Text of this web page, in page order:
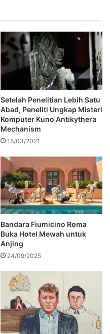
Setelah Penelitian Lebih Satu
Abad, Peneliti Ungkap Misteri
Komputer Kuno Antikythera
Mechanism
18/03/2021
Bandara Fiumicino Roma
Buka Hotel Mewah untuk
Anjing
24/09/2025